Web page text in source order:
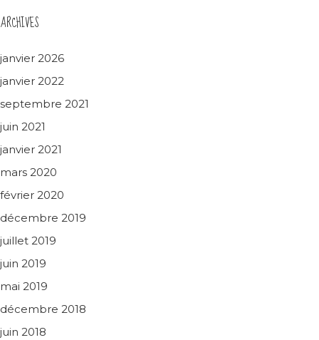
ARCHIVES
janvier 2026
janvier 2022
septembre 2021
juin 2021
janvier 2021
mars 2020
février 2020
décembre 2019
juillet 2019
juin 2019
mai 2019
décembre 2018
juin 2018